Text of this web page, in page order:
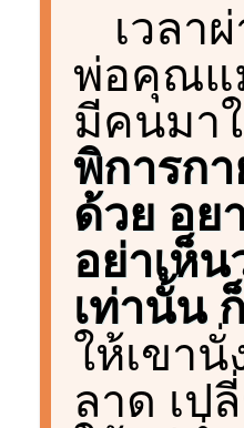
เวลา
พ่อคุณแ
มีคนมา
พิการก
ด้วย อย
อย่าเห็
เท่านั้น
ให้เขา
ลาด เป